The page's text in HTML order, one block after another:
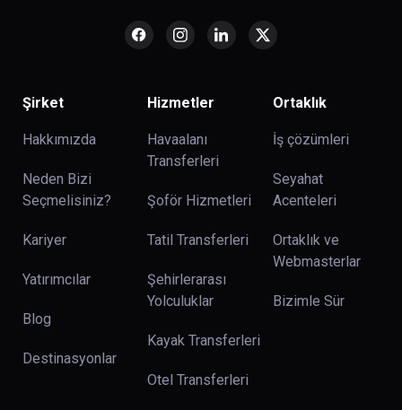
Şirket
Hakkımızda
Neden Bizi
Seçmelisiniz?
Kariyer
Yatırımcılar
Blog
Destinasyonlar
Hizmetler
Havaalanı
Transferleri
Şoför Hizmetleri
Tatil Transferleri
Şehirlerarası
Yolculuklar
Kayak Transferleri
Otel Transferleri
Ortaklık
İş çözümleri
Seyahat
Acenteleri
Ortaklık ve
Webmasterlar
Bizimle Sür